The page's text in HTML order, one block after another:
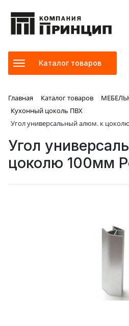
Каталог товаров
Главная Каталог товаров
Кухонный цоколь ПВХ
Угол универсальный алюм. к
Угол
цоколю 100мм